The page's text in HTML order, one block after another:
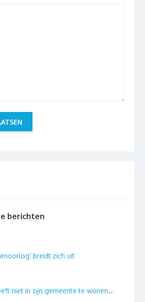
berichten
breidt zich uit
niet in zijn gemeente te wonen…